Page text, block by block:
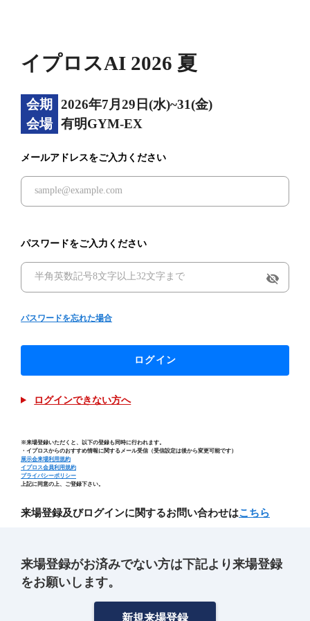
来場登録がお済みでない方は下記より来場登録
をお願いします。
新規来場登録
イプロスAI 2026 夏
会期
2026年7月29日(水)~31(金)
会場 有明GYM-EX
メールアドレスをご入力ください
パスワードをご入力ください
visibility_off
パスワードを忘れた場合
ログイン
ログインできない方へ
※来場登録いただくと、以下の登録も同時に行われます。
・イプロスからのおすすめ情報に関するメール受信（受信設定は後から変更可能です）
展示会来場利用規約
イプロス会員利用規約
プライバシーポリシー
上記に同意の上、ご登録下さい。
来場登録及びログインに関するお問い合わせはこちら